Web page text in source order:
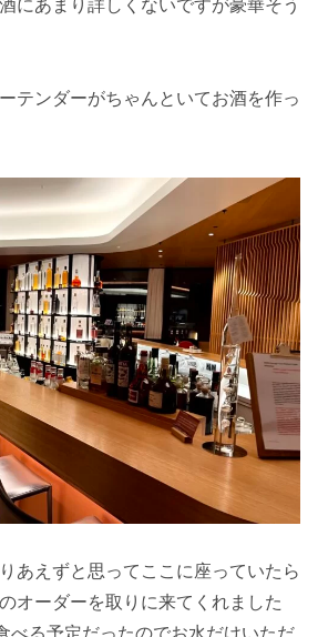
にあまり詳しくないですが豪華そう
テンダーがちゃんといてお酒を作っ
あえずと思ってここに座っていたら
オーダーを取りに来てくれました
べる予定だったのでお水だけいただ